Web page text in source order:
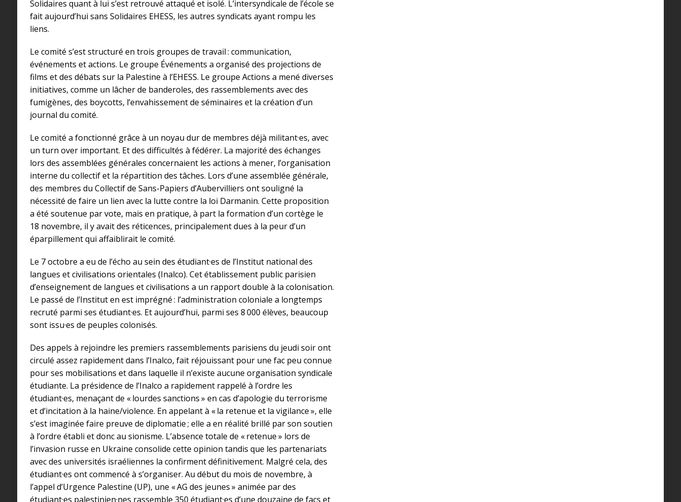
Solidaires quant à lui s’est retrouvé attaqué et isolé. L’intersyndicale de l’école se
fait aujourd’hui sans Solidaires EHESS, les autres syndicats ayant rompu les
liens.
Le comité s’est structuré en trois groupes de travail : communication,
événements et actions. Le groupe Événements a organisé des projections de
films et des débats sur la Palestine à l’EHESS. Le groupe Actions a mené diverses
initiatives, comme un lâcher de banderoles, des rassemblements avec des
fumigènes, des boycotts, l’envahissement de séminaires et la création d’un
journal du comité.
Le comité a fonctionné grâce à un noyau dur de membres déjà militant·es, avec
un turn over important. Et des difficultés à fédérer. La majorité des échanges
lors des assemblées générales concernaient les actions à mener, l’organisation
interne du collectif et la répartition des tâches. Lors d’une assemblée générale,
des membres du Collectif de Sans-Papiers d’Aubervilliers ont souligné la
nécessité de faire un lien avec la lutte contre la loi Darmanin. Cette proposition
a été soutenue par vote, mais en pratique, à part la formation d’un cortège le
18 novembre, il y avait des réticences, principalement dues à la peur d’un
éparpillement qui affaiblirait le comité.
Le 7 octobre a eu de l’écho au sein des étudiant·es de l’Institut national des
langues et civilisations orientales (Inalco). Cet établissement public parisien
d’enseignement de langues et civilisations a un rapport double à la colonisation.
Le passé de l’Institut en est imprégné : l’administration coloniale a longtemps
recruté parmi ses étudiant·es. Et aujourd’hui, parmi ses 8 000 élèves, beaucoup
sont issu·es de peuples colonisés.
Des appels à rejoindre les premiers rassemblements parisiens du jeudi soir ont
circulé assez rapidement dans l’Inalco, fait réjouissant pour une fac peu connue
pour ses mobilisations et dans laquelle il n’existe aucune organisation syndicale
étudiante. La présidence de l’Inalco a rapidement rappelé à l’ordre les
étudiant·es, menaçant de « lourdes sanctions » en cas d’apologie du terrorisme
et d’incitation à la haine/violence. En appelant à « la retenue et la vigilance », elle
s’est imaginée faire preuve de diplomatie ; elle a en réalité brillé par son soutien
à l’ordre établi et donc au sionisme. L’absence totale de « retenue » lors de
l’invasion russe en Ukraine consolide cette opinion tandis que les partenariats
avec des universités israéliennes la confirment définitivement. Malgré cela, des
étudiant·es ont commencé à s’organiser. Au début du mois de novembre, à
l’appel d’Urgence Palestine (UP), une « AG des jeunes » animée par des
étudiant·es palestinien·nes rassemble 350 étudiant·es d’une douzaine de facs et